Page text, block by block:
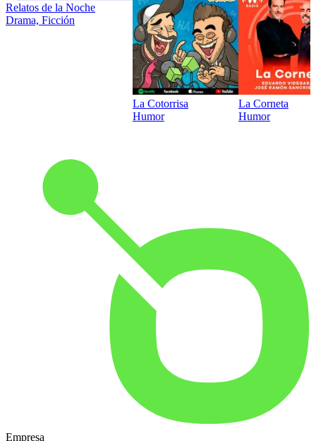
Relatos de la Noche
Drama, Ficción
La Cotorrisa
Humor
La Corneta
Humor
Empresa